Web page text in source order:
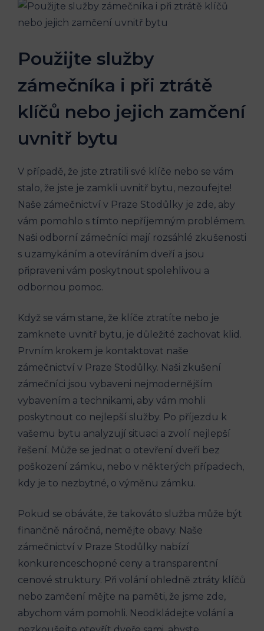
Použijte služby
zámečníka i při ztrátě
klíčů nebo jejich zamčení
uvnitř bytu
V případě, že jste ztratili své klíče nebo se vám
stalo, že jste je zamkli uvnitř bytu, nezoufejte!
Naše zámečnictví v Praze Stodůlky je zde, aby
vám pomohlo s tímto nepříjemným problémem.
Naši odborní zámečníci mají rozsáhlé zkušenosti
s uzamykáním a otevíráním dveří a jsou
připraveni vám poskytnout spolehlivou a
odbornou pomoc.
Když se vám stane, že klíče ztratíte nebo je
zamknete uvnitř bytu, je důležité zachovat klid.
Prvním krokem je kontaktovat naše
zámečnictví v Praze Stodůlky. Naši zkušení
zámečníci jsou vybaveni nejmodernějším
vybavením a technikami, aby vám mohli
poskytnout co nejlepší služby. Po příjezdu k
vašemu bytu analyzují situaci a zvolí nejlepší
řešení. Může se jednat o otevření dveří bez
poškození zámku, nebo v některých případech,
kdy je to nezbytné, o výměnu zámku.
Pokud se obáváte, že takováto služba může být
finančně náročná, nemějte obavy. Naše
zámečnictví v Praze Stodůlky nabízí
konkurenceschopné ceny a transparentní
cenové struktury. Při volání ohledně ztráty klíčů
nebo zamčení mějte na paměti, že jsme zde,
abychom vám pomohli. Neodkládejte volání a